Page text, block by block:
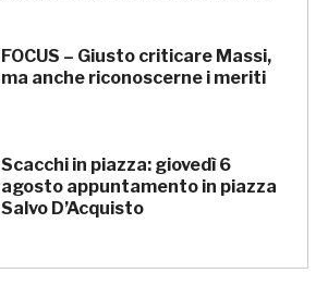
FOCUS – Giusto criticare Massi,
ma anche riconoscerne i meriti
Scacchi in piazza: giovedì 6
agosto appuntamento in piazza
Salvo D’Acquisto